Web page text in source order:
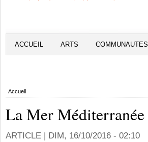
ACCUEIL ARTS COMMUNAUTES
Accueil
La Mer Méditerranée
ARTICLE | DIM, 16/10/2016 - 02:10